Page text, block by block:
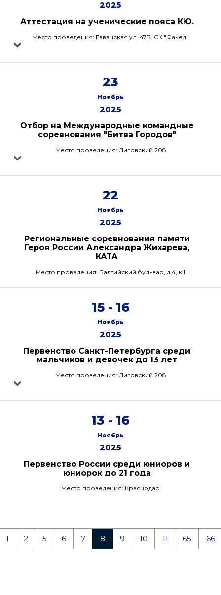
2025
Аттестация на ученические пояса КЮ.
Место проведения: Гаванская ул. 47Б. СК "Факел"
23
Ноябрь
2025
Отбор на Международные командные
соревнования "Битва Городов"
Место проведения: Лиговский 208
22
Ноябрь
2025
Региональные соревнования памяти
Героя России Александра Жихарева,
КАТА
Место проведения: Балтийский бульвар, д.4, к.1
15 - 16
Ноябрь
2025
Первенство Санкт-Петербурга среди
мальчиков и девочек до 13 лет
Место проведения: Лиговский 208
13 - 16
Ноябрь
2025
Первенство России среди юниоров и
юниорок до 21 года
Место проведения: Краснодар
1 2 5 6 7 8 9 10 11 65 66